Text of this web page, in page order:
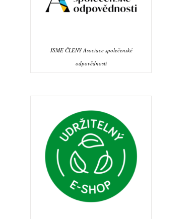
JSME ČLENY Asociace společenské
odpovědnosti